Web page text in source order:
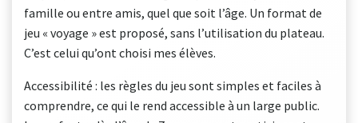
famille ou entre amis, quel que soit l’âge. Un format de
jeu « voyage » est proposé, sans l’utilisation du plateau.
C’est celui qu’ont choisi mes élèves.
Accessibilité : les règles du jeu sont simples et faciles à
comprendre, ce qui le rend accessible à un large public.